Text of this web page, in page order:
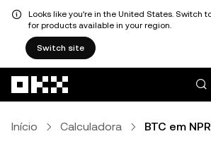
Looks like you're in the United States. Switch
for products available in your region.
Switch site
Início Calculadora BTC em NPR